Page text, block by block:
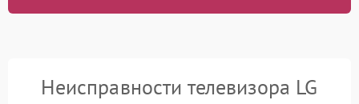
Неисправности телевизора LG